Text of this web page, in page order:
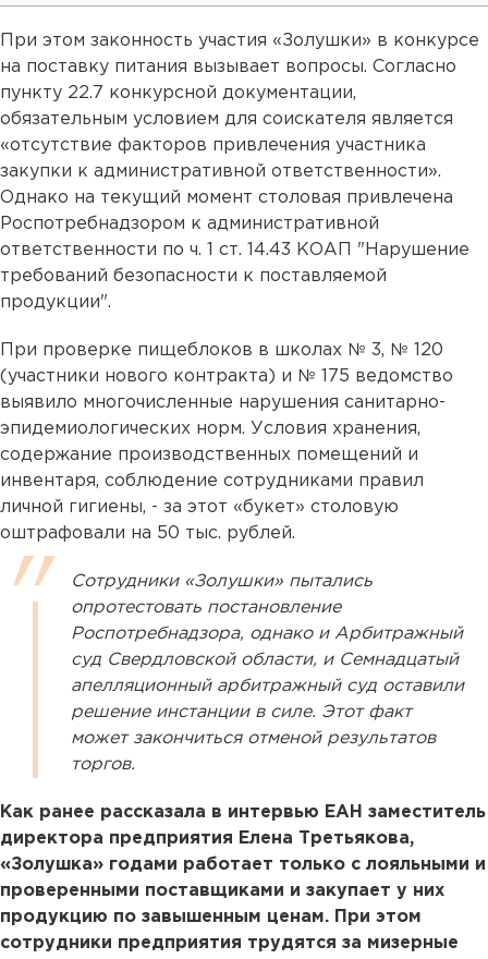
При этом законность участия «Золушки» в конкурсе
на поставку питания вызывает вопросы. Согласно
пункту 22.7 конкурсной документации,
обязательным условием для соискателя является
«отсутствие факторов привлечения участника
закупки к административной ответственности».
Однако на текущий момент столовая привлечена
Роспотребнадзором к административной
ответственности по ч. 1 ст. 14.43 КОАП "Нарушение
требований безопасности к поставляемой
продукции".
При проверке пищеблоков в школах № 3, № 120
(участники нового контракта) и № 175 ведомство
выявило многочисленные нарушения санитарно-
эпидемиологических норм. Условия хранения,
содержание производственных помещений и
инвентаря, соблюдение сотрудниками правил
личной гигиены, - за этот «букет» столовую
оштрафовали на 50 тыс. рублей.
Сотрудники «Золушки» пытались
опротестовать постановление
Роспотребнадзора, однако и Арбитражный
суд Свердловской области, и Семнадцатый
апелляционный арбитражный суд оставили
решение инстанции в силе. Этот факт
может закончиться отменой результатов
торгов.
Как ранее рассказала в интервью ЕАН заместитель
директора предприятия Елена Третьякова,
«Золушка» годами работает только с лояльными и
проверенными поставщиками и закупает у них
продукцию по завышенным ценам. При этом
сотрудники предприятия трудятся за мизерные